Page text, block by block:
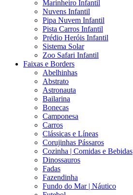
Marinheiro Infantil
Nuvens Infantil
Pipa Nuvem Infantil
Pista Carros Infantil
Prédio Heróis Infantil
Sistema Solar
Zoo Safari Infantil
Faixas e Borders
Abelhinhas
Abstrato
Astronauta
Bailarina
Bonecas
Camponesa
Carros
Clássicas e Líneas
Corujinhas Pássaros
Cozinha | Comidas e Bebidas
Dinossauros
Fadas
Fazendinha
Fundo do Mar | Náutico